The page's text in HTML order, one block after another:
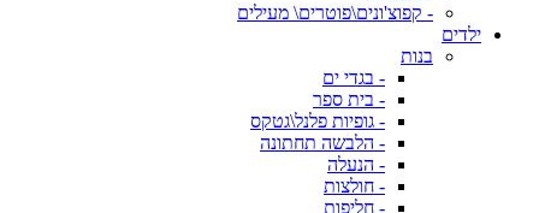
- קפוצ'ונים\פוטרים\ מעילים
ילדים
בנות
- בגדי ים
- בית ספר
- גופיות פלנל\גטקס
- הלבשה תחתונה
- הנעלה
- חולצות
- חליפות